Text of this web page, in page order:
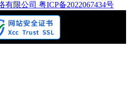
有限公司 粤ICP备2022067434号